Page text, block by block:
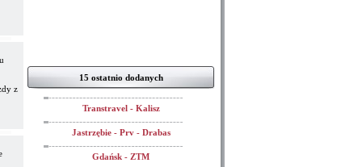
z
15 ostatnio dodanych
Transtravel - Kalisz
Jastrzębie - Prv - Drabas
Gdańsk - ZTM